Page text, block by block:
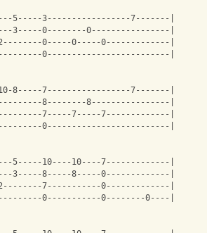
5-----3-----------------7-------|
3-----0--------0----------------|
0-----0-----0-------------|
0-------------------------|
10-8-----7-----------------7-------|
8--------8----------------|
7-----7-----7-------------|
0-------------------------|
5-----10----10----7-------------|
3-----8-----8-----0-------------|
7-----------0-------------|
0-----------0--------0----|